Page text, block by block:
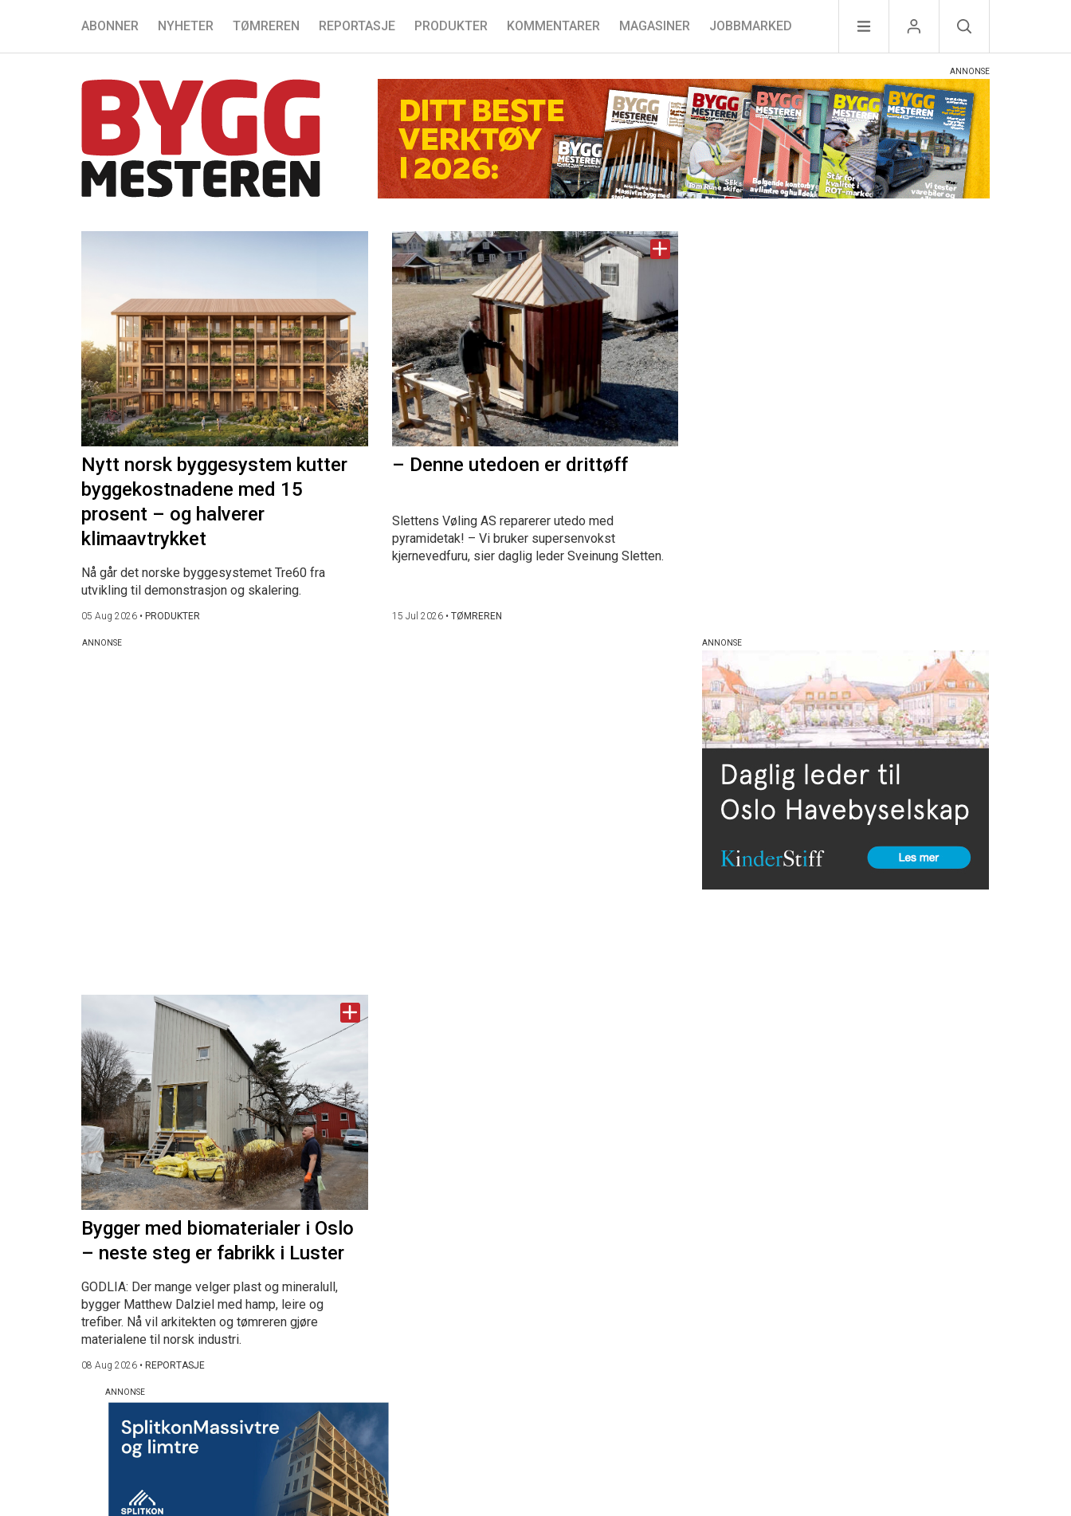
ABONNER NYHETER TØMREREN REPORTASJE PRODUKTER KOMMENTARER MAGASINER JOBBMARKED
Nytt norsk byggesystem kutter
byggekostnadene med 15
prosent – og halverer
klimaavtrykket
Nå går det norske byggesystemet Tre60 fra
utvikling til demonstrasjon og skalering.
05 Aug 2026 • PRODUKTER
– Denne utedoen er drittøff
Slettens Vøling AS reparerer utedo med
pyramidetak! – Vi bruker supersenvokst
kjernevedfuru, sier daglig leder Sveinung Sletten.
15 Jul 2026• TØMREREN
Bygger med biomaterialer i Oslo
– neste steg er fabrikk i Luster
GODLIA: Der mange velger plast og mineralull,
bygger Matthew Dalziel med hamp, leire og
trefiber. Nå vil arkitekten og tømreren gjøre
materialene til norsk industri.
08 Aug 2026 • REPORTASJE